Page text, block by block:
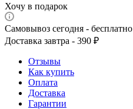
Хочу в подарок
Самовывоз сегодня - бесплатно
Доставка завтра - 390 ₽
Отзывы
Как купить
Оплата
Доставка
Гарантии